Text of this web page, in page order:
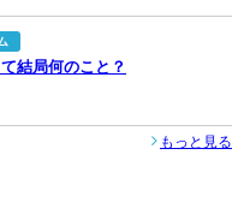
結局何のこと？
もっと見る